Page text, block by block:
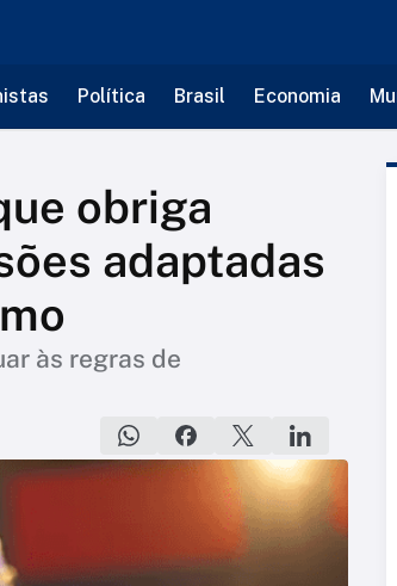
Política Brasil Economia
obriga
adaptadas
às regras de